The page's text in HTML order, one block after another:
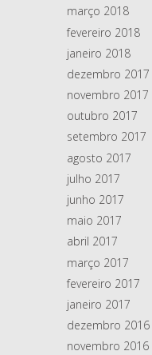
março 2018
fevereiro 2018
janeiro 2018
dezembro 2017
novembro 2017
outubro 2017
setembro 2017
agosto 2017
julho 2017
junho 2017
maio 2017
abril 2017
março 2017
fevereiro 2017
janeiro 2017
dezembro 2016
novembro 2016